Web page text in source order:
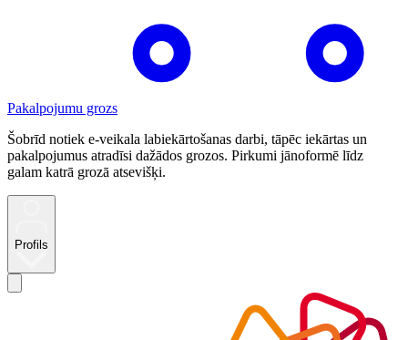
Pakalpojumu grozs
Šobrīd notiek e-veikala labiekārtošanas darbi, tāpēc iekārtas un
pakalpojumus atradīsi dažādos grozos. Pirkumi jānoformē līdz
galam katrā grozā atsevišķi.
Profils